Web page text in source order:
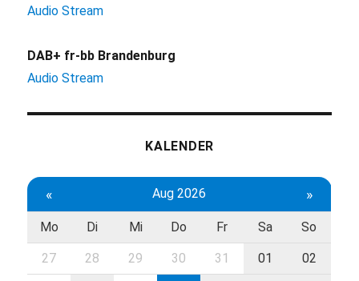
Audio Stream
DAB+ fr-bb Brandenburg
Audio Stream
KALENDER
« Aug 2026 »
Mo Di Mi Do Fr Sa So
27 28 29 30 31 01 02